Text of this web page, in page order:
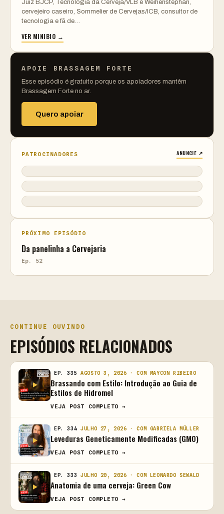
Juiz BJCP, Tecnologia da Cerveja/VLB e Weihenstephan,
cervejeiro caseiro, Sommelier de Cervejas/ICB, consultor de
tecnologia e fã de…
VER MINIBIO →
APOIE BRASSAGEM FORTE
Esse episódio é gratuito porque os apoiadores mantêm
Brassagem Forte no ar.
Quero apoiar
PATROCINADORES ANUNCIE ↗
PRÓXIMO EPISÓDIO
Da panelinha a Cervejaria
Ep. 52
CONTINUE OUVINDO
EPISÓDIOS RELACIONADOS
EP. 335 AGOSTO 3, 2026 · COM MAYCON RIBEIRO
Brassando com Estilo: Introdução ao Guia de
Estilos de Hidromel
VEJA POST COMPLETO →
EP. 334 JULHO 27, 2026 · COM GABRIELA MÜLLER
Leveduras Geneticamente Modificadas (GMO)
VEJA POST COMPLETO →
EP. 333 JULHO 20, 2026 · COM LEONARDO SEWALD
Anatomia de uma cerveja: Green Cow
VEJA POST COMPLETO →